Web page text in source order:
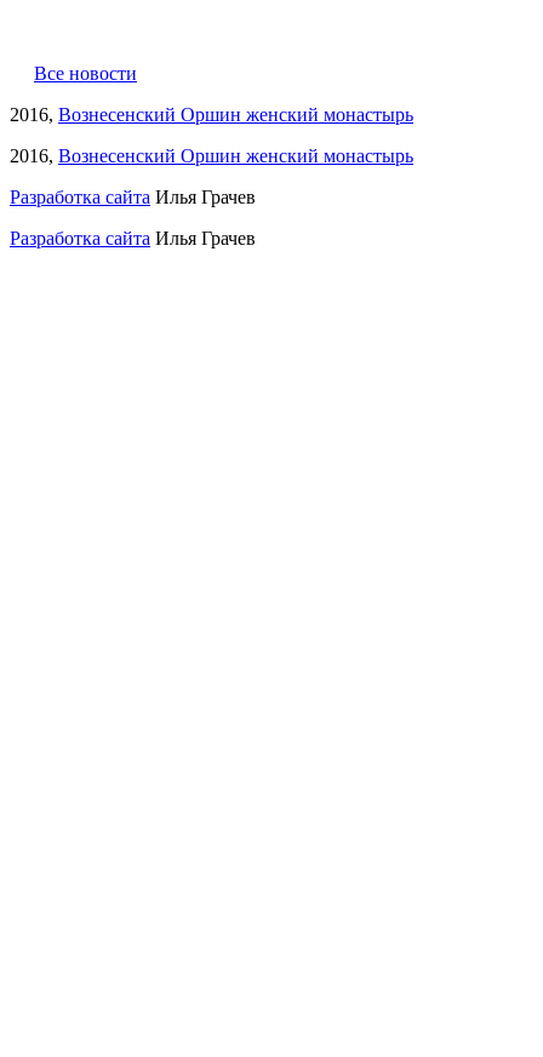
Все новости
2016, Вознесенский Оршин женский монастырь
2016, Вознесенский Оршин женский монастырь
Разработка сайта Илья Грачев
Разработка сайта Илья Грачев